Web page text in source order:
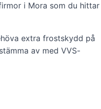
i Mora som du hittar
extra frostskydd på
av med VVS-